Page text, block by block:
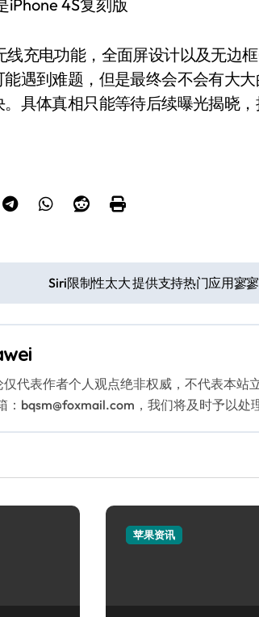
线充电功能，全面屏设计以及无边
遇到难题，但是最终会不会有大
具体真相只能等待后续曝光揭晓
Siri限制性太大 提供支持热门应用寥
代表作者个人观点绝非权威，不代表本站立
bqsm@foxmail.com，我们将及时予以处理
苹果资讯